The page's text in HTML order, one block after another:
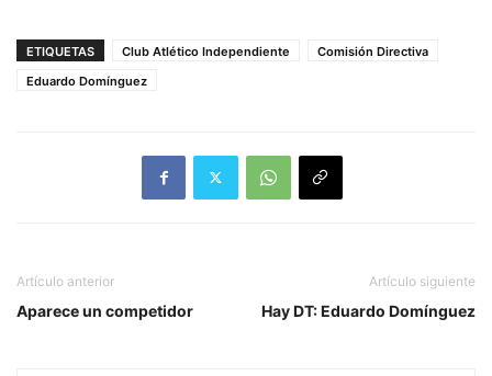
ETIQUETAS Club Atlético Independiente
Comisión Directiva
Eduardo Domínguez
Artículo anterior
Aparece un competidor
Artículo siguiente
Hay DT: Eduardo Domínguez